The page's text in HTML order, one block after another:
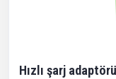
Hızlı şarj